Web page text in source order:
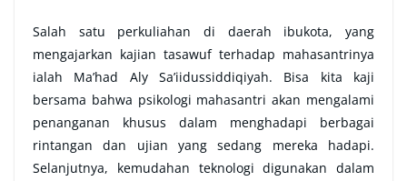
Salah satu perkuliahan di daerah ibukota, yang
mengajarkan kajian tasawuf terhadap mahasantrinya
ialah Ma’had Aly Sa’iidussiddiqiyah. Bisa kita kaji
bersama bahwa psikologi mahasantri akan mengalami
penanganan khusus dalam menghadapi berbagai
rintangan dan ujian yang sedang mereka hadapi.
Selanjutnya, kemudahan teknologi digunakan dalam